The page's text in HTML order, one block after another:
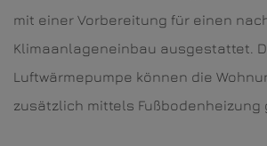
mit einer Vorbereitung für einen
Klimaanlageneinbau ausgestattet.
Luftwärmepumpe können die
zusätzlich mittels Fußbodenheizung